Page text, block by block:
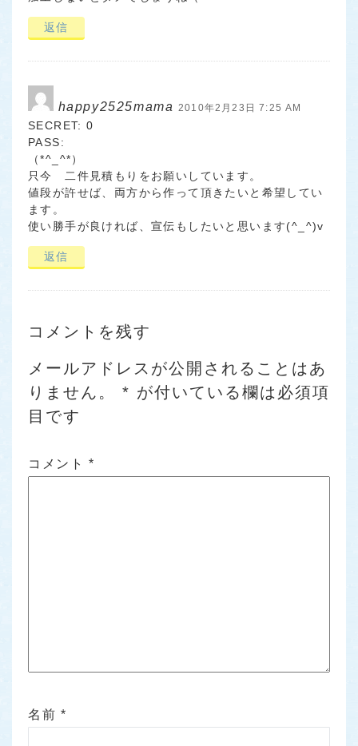
返信
happy2525mama 2010年2月23日 7:25 AM
SECRET: 0
PASS:
（*^_^*）
只今 二件見積もりをお願いしています。
値段が許せば、両方から作って頂きたいと希望してい
ます。
使い勝手が良ければ、宣伝もしたいと思います(^_^)v
返信
コメントを残す
メールアドレスが公開されることはあ
りません。
* が付いている欄は必須項
目です
コメント *
名前 *